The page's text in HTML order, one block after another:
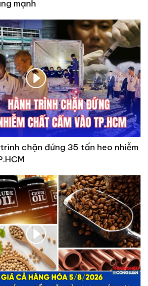
mạnh
chặn đứng 35 tấn heo nhiễm